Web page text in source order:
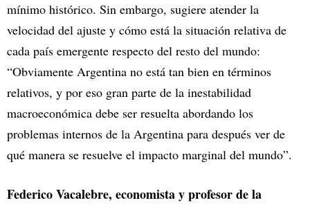
mínimo histórico. Sin embargo, sugiere atender la
velocidad del ajuste y cómo está la situación relativa de
cada país emergente respecto del resto del mundo:
“Obviamente Argentina no está tan bien en términos
relativos, y por eso gran parte de la inestabilidad
macroeconómica debe ser resuelta abordando los
problemas internos de la Argentina para después ver de
qué manera se resuelve el impacto marginal del mundo”.
Federico Vacalebre, economista y profesor de la